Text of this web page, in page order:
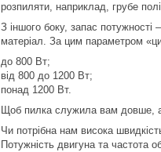
розпиляти, наприклад, грубе
З іншого боку, запас
матеріал. За цим параметром
до 800 Вт;
від 800 до 1200 Вт;
понад 1200 Вт.
Щоб пилка служила вам довше, а
Чи потрібна нам висока
Потужність двигуна та частота